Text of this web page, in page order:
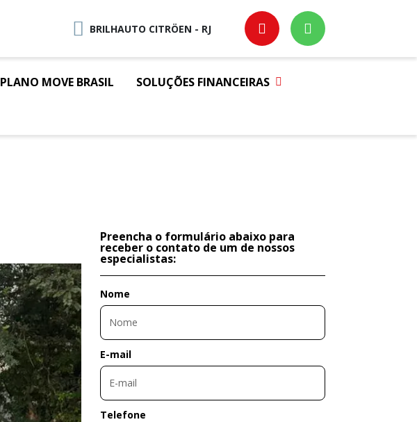
BRILHAUTO CITRÖEN - RJ
PLANO MOVE BRASIL
SOLUÇÕES FINANCEIRAS
Preencha o formulário abaixo para
receber o contato de um de nossos
especialistas:
Nome
E-mail
Telefone